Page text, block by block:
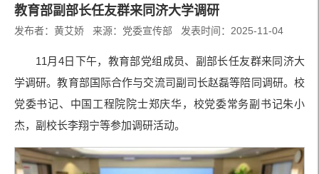
教育部副部长任友群来同济大学调研
发布者：黄艾娇 来源：党委宣传部 发表时间：2025-11-04
11月 4日下午，教育部党组成员、副部长任友群来同济大
学调研。教育部国际合作与交流司副司长赵磊等陪同调研。校
党委书记、中国工程院院士郑庆华，校党委常务副书记朱小
杰，副校长李翔宁等参加调研活动。